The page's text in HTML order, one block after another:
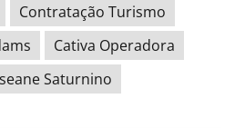
Contratação Turismo
Cativa Operadora
Saturnino